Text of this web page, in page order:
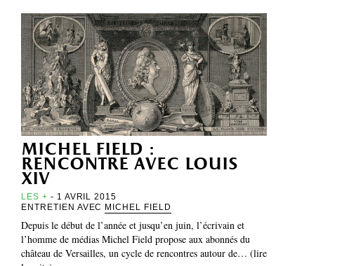
michel field :
rencontre avec louis
xiv
LES + - 1 AVRIL 2015
ENTRETIEN AVEC MICHEL FIELD
Depuis le début de l’année et jusqu’en juin, l’écrivain et
l’homme de médias Michel Field propose aux abonnés du
château de Versailles, un cycle de rencontres autour de… (lire